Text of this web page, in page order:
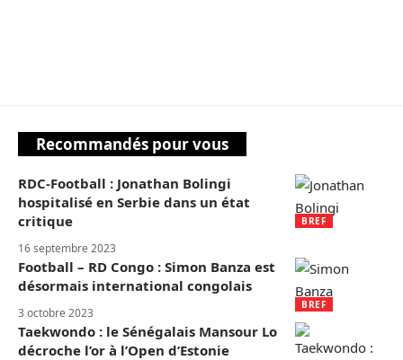
Recommandés pour vous
BREF
RDC-Football : Jonathan Bolingi
hospitalisé en Serbie dans un état
critique
16 septembre 2023
BREF
Football – RD Congo : Simon Banza est
désormais international congolais
3 octobre 2023
Taekwondo : le Sénégalais Mansour Lo
décroche l’or à l’Open d’Estonie